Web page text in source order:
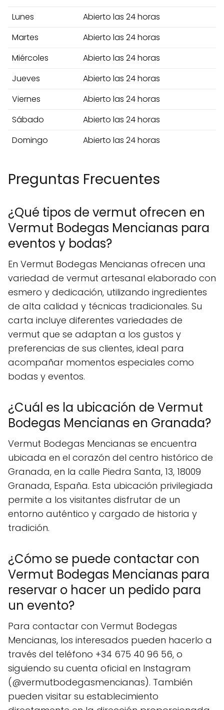
Lunes
Abierto las 24 horas
Martes
Abierto las 24 horas
Miércoles
Abierto las 24 horas
Jueves
Abierto las 24 horas
Viernes
Abierto las 24 horas
Sábado
Abierto las 24 horas
Domingo
Abierto las 24 horas
Preguntas Frecuentes
¿Qué tipos de vermut ofrecen en
Vermut Bodegas Mencianas para
eventos y bodas?
En Vermut Bodegas Mencianas ofrecen una
variedad de vermut artesanal elaborado con
esmero y dedicación, utilizando ingredientes
de alta calidad y técnicas tradicionales. Su
carta incluye diferentes variedades de
vermut que se adaptan a los gustos y
preferencias de sus clientes, ideal para
acompañar momentos especiales como
bodas y eventos.
¿Cuál es la ubicación de Vermut
Bodegas Mencianas en Granada?
Vermut Bodegas Mencianas se encuentra
ubicada en el corazón del centro histórico de
Granada, en la calle Piedra Santa, 13, 18009
Granada, España. Esta ubicación privilegiada
permite a los visitantes disfrutar de un
entorno auténtico y cargado de historia y
tradición.
¿Cómo se puede contactar con
Vermut Bodegas Mencianas para
reservar o hacer un pedido para
un evento?
Para contactar con Vermut Bodegas
Mencianas, los interesados pueden hacerlo a
través del teléfono +34 675 40 96 56, o
siguiendo su cuenta oficial en Instagram
(@vermutbodegasmencianas). También
pueden visitar su establecimiento